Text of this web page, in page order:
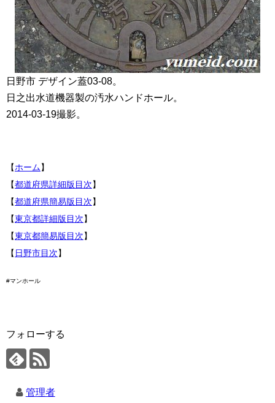
日野市 デザイン蓋03-08。
日之出水道機器製の汚水ハンドホール。
2014-03-19撮影。
【ホーム】
【都道府県詳細版目次】
【都道府県簡易版目次】
【東京都詳細版目次】
【東京都簡易版目次】
【 日野市目次】
#マンホール
フォローする
管理者